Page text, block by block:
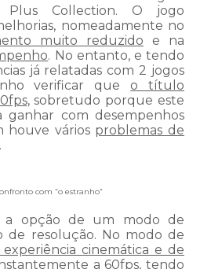
Plus Collection. O jogo
nomeadamente no
muito reduzido e na
. No entanto, e tendo
já relatadas com 2 jogos
verificar queo título
, sobretudo porque este
com desempenhos
houve vários problemas de
.
com “o estranho”
a opção de um modo de
de resolução. No modo de
cinemática e de
a 60fps, tendo